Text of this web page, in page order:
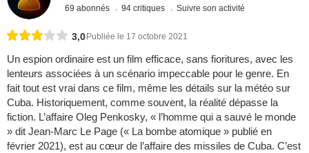
69 abonnés 94 critiques Suivre son activité
3,0 Publiée le 17 octobre 2021
Un espion ordinaire est un film efficace, sans fioritures, avec les
lenteurs associées à un scénario impeccable pour le genre. En
fait tout est vrai dans ce film, même les détails sur la météo sur
Cuba. Historiquement, comme souvent, la réalité dépasse la
fiction. L’affaire Oleg Penkosky, « l’homme qui a sauvé le monde
» dit Jean-Marc Le Page (« La bombe atomique » publié en
février 2021), est au cœur de l’affaire des missiles de Cuba. C’est